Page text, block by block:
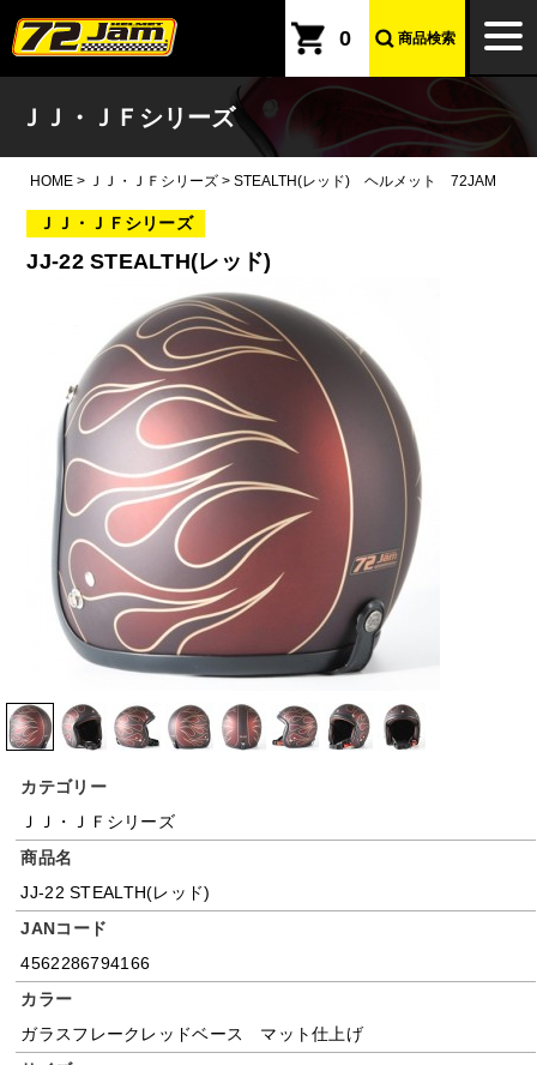
本文へ
0 商品検索
ＪＪ・ＪＦシリーズ
HOME > ＪＪ・ＪＦシリーズ > STEALTH(レッド) ヘルメット 72JAM
ＪＪ・ＪＦシリーズ
JJ-22 STEALTH(レッド)
カテゴリー
ＪＪ・ＪＦシリーズ
商品名
JJ-22 STEALTH(レッド)
JANコード
4562286794166
カラー
ガラスフレークレッドベース マット仕上げ